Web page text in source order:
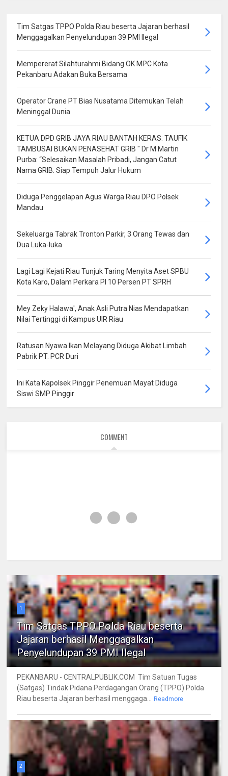
Tim Satgas TPPO Polda Riau beserta Jajaran berhasil
Menggagalkan Penyelundupan 39 PMI Ilegal
Mempererat Silahturahmi Bidang OK MPC Kota
Pekanbaru Adakan Buka Bersama
Operator Crane PT Bias Nusatama Ditemukan Telah
Meninggal Dunia
KETUA DPD GRIB JAYA RIAU BANTAH KERAS: TAUFIK
TAMBUSAI BUKAN PENASEHAT GRIB " Dr M Martin
Purba: “Selesaikan Masalah Pribadi, Jangan Catut
Nama GRIB. Siap Tempuh Jalur Hukum
Diduga Penggelapan Agus Warga Riau DPO Polsek
Mandau
Sekeluarga Tabrak Tronton Parkir, 3 Orang Tewas dan
Dua Luka-luka
Lagi Lagi Kejati Riau Tunjuk Taring Menyita Aset SPBU
Kota Karo, Dalam Perkara PI 10 Persen PT SPRH
Mey Zeky Halawa', Anak Asli Putra Nias Mendapatkan
Nilai Tertinggi di Kampus UIR Riau
Ratusan Nyawa Ikan Melayang Diduga Akibat Limbah
Pabrik PT. PCR Duri
Ini Kata Kapolsek Pinggir Penemuan Mayat Diduga
Siswi SMP Pinggir
COMMENT
1
Tim Satgas TPPO Polda Riau beserta
Jajaran berhasil Menggagalkan
Penyelundupan 39 PMI Ilegal
PEKANBARU - CENTRALPUBLIK.COM Tim Satuan Tugas
(Satgas) Tindak Pidana Perdagangan Orang (TPPO) Polda
Riau beserta Jajaran berhasil menggaga...
Readmore
2